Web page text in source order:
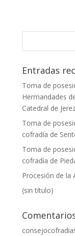
Entradas
Toma de
Hermandades
Catedral de
Toma de
cofradía de
Toma de
cofradía de
Procesión de la
(sin título)